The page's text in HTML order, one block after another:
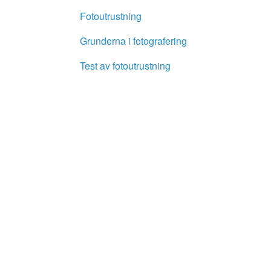
Fotoutrustning
Grunderna i fotografering
Test av fotoutrustning